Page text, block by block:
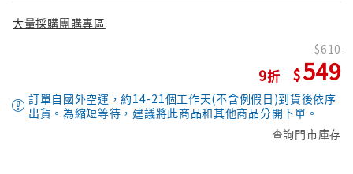
大量採購團購專區
9
610
549
訂單自國外空運，約14-21個工作天(不含例假日)到貨後依序
出貨。為縮短等待，建議將此商品和其他商品分開下單。
查詢門市庫存